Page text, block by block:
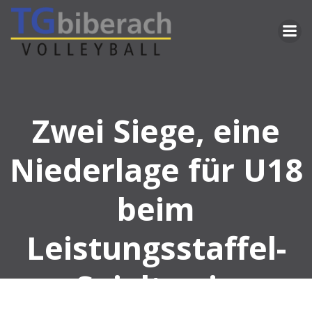
Inhalt
springen
Zwei Siege, eine
Niederlage für U18
beim
Leistungsstaffel-
Spieltag in